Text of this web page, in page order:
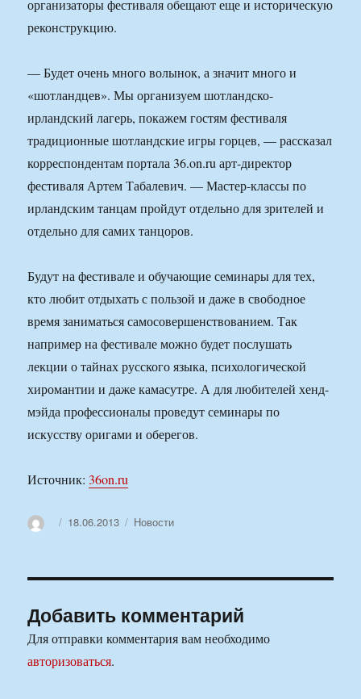
организаторы фестиваля обещают еще и историческую
реконструкцию.
— Будет очень много волынок, а значит много и
«шотландцев». Мы организуем шотландско-
ирландский лагерь, покажем гостям фестиваля
традиционные шотландские игры горцев, — рассказал
корреспондентам портала 36.on.ru арт-директор
фестиваля Артем Табалевич. — Мастер-классы по
ирландским танцам пройдут отдельно для зрителей и
отдельно для самих танцоров.
Будут на фестивале и обучающие семинары для тех,
кто любит отдыхать с пользой и даже в свободное
время заниматься самосовершенствованием. Так
например на фестивале можно будет послушать
лекции о тайнах русского языка, психологической
хиромантии и даже камасутре. А для любителей хенд-
мэйда профессионалы проведут семинары по
искусству оригами и оберегов.
Источник:36on.ru
АвторОпубликовано
18.06.2013 Рубрики
Новости
Добавить комментарий
Для отправки комментария вам необходимо
авторизоваться.